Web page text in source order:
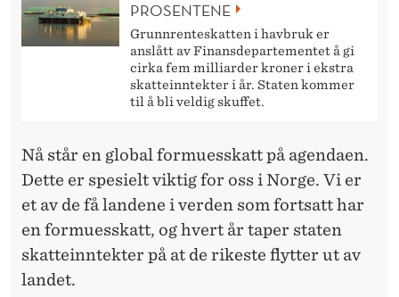
PROSENTENE
Grunnrenteskatten i havbruk er
anslått av Finansdepartementet å gi
cirka fem milliarder kroner i ekstra
skatteinntekter i år. Staten kommer
til å bli veldig skuffet.
Nå står en global formuesskatt på agendaen.
Dette er spesielt viktig for oss i Norge. Vi er
et av de få landene i verden som fortsatt har
en formuesskatt, og hvert år taper staten
skatteinntekter på at de rikeste flytter ut av
landet.